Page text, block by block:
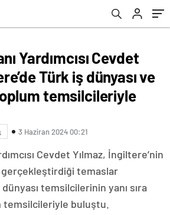
buluştu
Yardımcısı Cevdet
Türk iş dünyası ve
temsilcileriyle
3 Haziran 2024 00:21
Cevdet Yılmaz, İngiltere’nin
gerçekleştirdiği temaslar
temsilcilerinin yanı sıra
temsilcileriyle buluştu.